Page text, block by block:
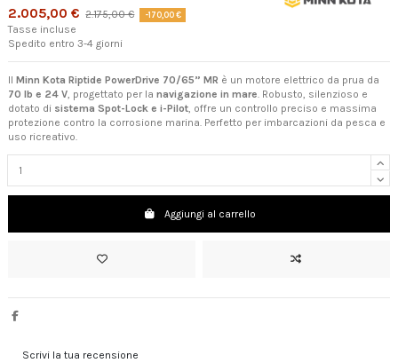
2.005,00 € 2.175,00 € -170,00 €
Tasse incluse
Spedito entro 3-4 giorni
Il Minn Kota Riptide PowerDrive 70/65” MR è un motore elettrico da prua da
70 lb e 24 V, progettato per la navigazione in mare. Robusto, silenzioso e
dotato di sistema Spot-Lock e i-Pilot, offre un controllo preciso e massima
protezione contro la corrosione marina. Perfetto per imbarcazioni da pesca e
uso ricreativo.
Aggiungi al carrello
Scrivi la tua recensione